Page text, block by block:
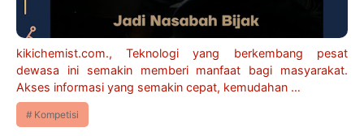
kikichemist.com., Teknologi yang berkembang pesat
dewasa ini semakin memberi manfaat bagi masyarakat.
Akses informasi yang semakin cepat, kemudahan …
Kompetisi